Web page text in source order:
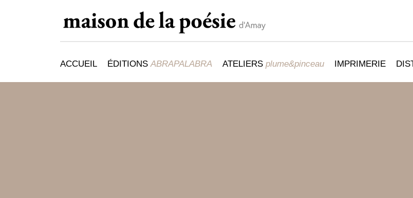
ACCUEIL ÉDITIONS ABRAPALABRA ATELIERS plume&pinceau IMPRIMERIE